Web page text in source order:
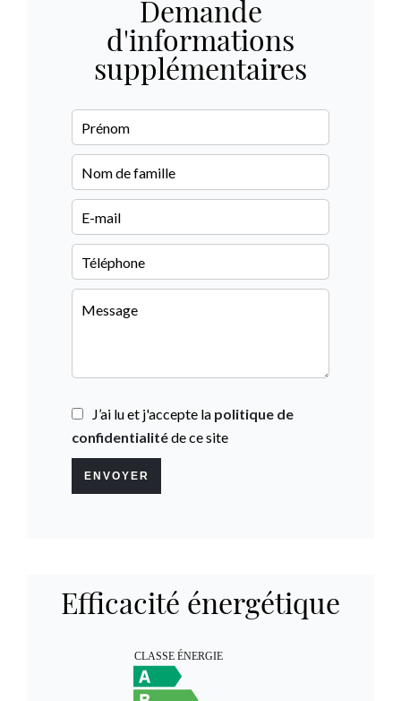
Demande
d'informations
supplémentaires
J’ai lu et j'accepte la politique de
confidentialitéde ce site
ENVOYER
Efficacité énergétique